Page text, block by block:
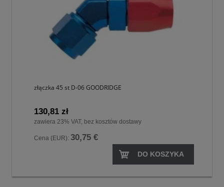
złączka 45 st D-06 GOODRIDGE
130,81 zł
zawiera 23% VAT, bez kosztów dostawy
Cena (EUR): 30,75 €
DO KOSZYKA